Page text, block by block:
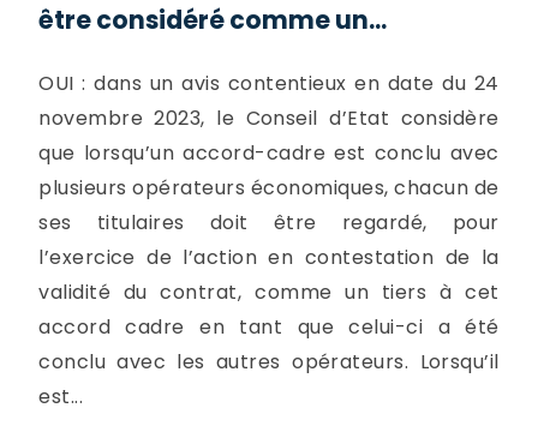
être considéré comme un...
OUI : dans un avis contentieux en date du 24
novembre 2023, le Conseil d’Etat considère
que lorsqu’un accord-cadre est conclu avec
plusieurs opérateurs économiques, chacun de
ses titulaires doit être regardé, pour
l’exercice de l’action en contestation de la
validité du contrat, comme un tiers à cet
accord cadre en tant que celui-ci a été
conclu avec les autres opérateurs. Lorsqu’il
est...